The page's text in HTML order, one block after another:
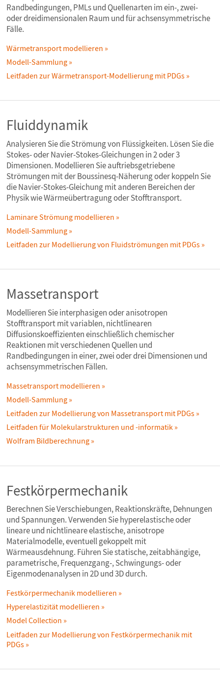
Randbedingungen, PMLs und Quellenarten im ein-, zwei-
oder dreidimensionalen Raum und für achsensymmetrische
Fälle.
Wärmetransport modellieren
Modell-Sammlung
Leitfaden zur Wärmetransport-Modellierung mit PDGs
Fluiddynamik
Analysieren Sie die Strömung von Flüssigkeiten. Lösen Sie die
Stokes- oder Navier-Stokes-Gleichungen in 2 oder 3
Dimensionen. Modellieren Sie auftriebsgetriebene
Strömungen mit der Boussinesq-Näherung oder koppeln Sie
die Navier-Stokes-Gleichung mit anderen Bereichen der
Physik wie Wärmeübertragung oder Stofftransport.
Laminare Strömung modellieren
Modell-Sammlung
Leitfaden zur Modellierung von Fluidströmungen mit PDGs
Massetransport
Modellieren Sie interphasigen oder anisotropen
Stofftransport mit variablen, nichtlinearen
Diffusionskoeffizienten einschließlich chemischer
Reaktionen mit verschiedenen Quellen und
Randbedingungen in einer, zwei oder drei Dimensionen und
achsensymmetrischen Fällen.
Massetransport modellieren
Modell-Sammlung
Leitfaden zur Modellierung von Massetransport mit PDGs
Leitfaden für Molekularstrukturen und -informatik
Wolfram Bildberechnung
Festkörpermechanik
Berechnen Sie Verschiebungen, Reaktionskräfte, Dehnungen
und Spannungen. Verwenden Sie hyperelastische oder
lineare und nichtlineare elastische, anisotrope
Materialmodelle, eventuell gekoppelt mit
Wärmeausdehnung. Führen Sie statische, zeitabhängige,
parametrische, Frequenzgang-, Schwingungs- oder
Eigenmodenanalysen in 2D und 3D durch.
Festkörpermechanik modellieren
Hyperelastizität modellieren
Model Collection
Leitfaden zur Modellierung von Festkörpermechanik mit
PDGs